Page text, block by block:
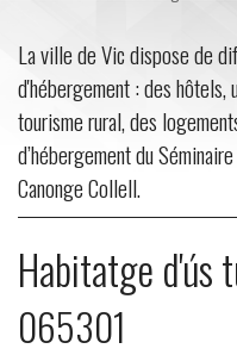
La ville de Vic dispose de
d'hébergement : des hôtels,
tourisme rural, des
d’hébergement du
Canonge Collell.
Habitatge d'ús
065301